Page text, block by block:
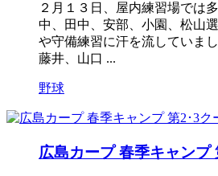
２月１３日、屋内練習場では
中、田中、安部、小園、松山
や守備練習に汗を流していま
藤井、山口 ...
野球
広島カープ 春季キャンプ